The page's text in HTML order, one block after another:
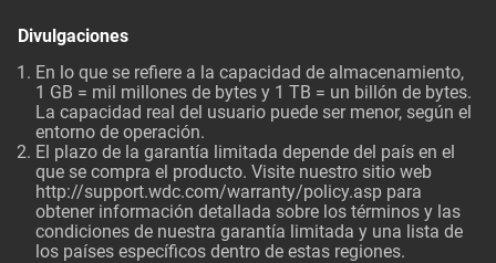
Divulgaciones
En lo que se refiere a la capacidad de almacenamiento,
1 GB = mil millones de bytes y 1 TB = un billón de bytes.
La capacidad real del usuario puede ser menor, según el
entorno de operación.
El plazo de la garantía limitada depende del país en el
que se compra el producto. Visite nuestro sitio web
http://support.wdc.com/warranty/policy.asp para
obtener información detallada sobre los términos y las
condiciones de nuestra garantía limitada y una lista de
los países específicos dentro de estas regiones.